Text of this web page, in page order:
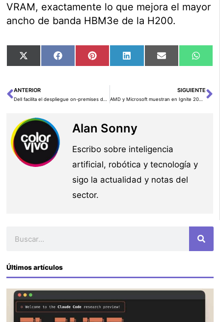
VRAM, exactamente lo que mejora el mayor
ancho de banda HBM3e de la H200.
Compartir
en
X
Compartir
en
FacebookCompartir
en
PinterestCompartir
en
LinkedInCompartir
en
Email
en
Ant
ANTERIOR SIGUIENTE
Alan Sonny
Escribo sobre inteligencia
artificial, robótica y tecnología y
sigo la actualidad y notas del
sector.
Últimos artículos